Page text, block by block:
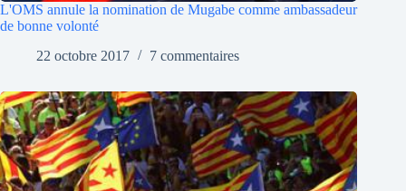
L'OMS annule la nomination de Mugabe comme ambassadeur
de bonne volonté
22 octobre 2017
7 commentaires